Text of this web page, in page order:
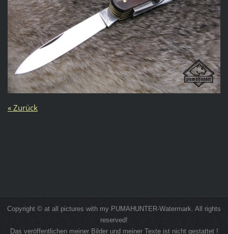
« Zurück
Copyright © at all pictures with my PUMAHUNTER-Watermark. All rights
reserved!
Das veröffentlichen meiner Bilder und meiner Texte ist nicht gestattet !